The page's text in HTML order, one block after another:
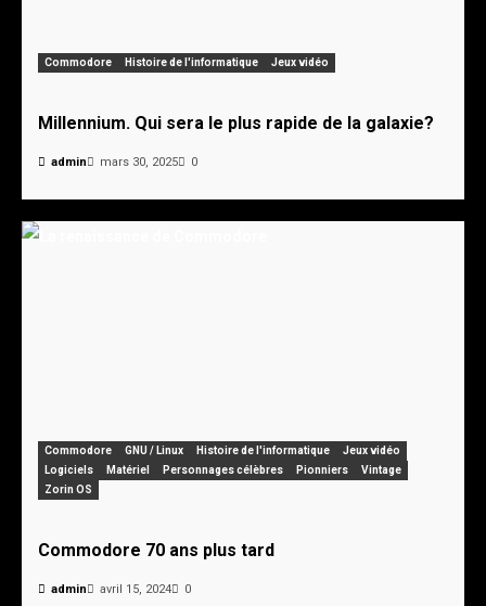
Commodore Histoire de l'informatique Jeux vidéo
Millennium. Qui sera le plus rapide de la galaxie?
admin mars 30, 2025 0
Commodore GNU / Linux Histoire de l'informatique
Jeux vidéo
Logiciels
Matériel Personnages célèbres Pionniers
Vintage
Zorin OS
Commodore 70 ans plus tard
admin avril 15, 2024 0